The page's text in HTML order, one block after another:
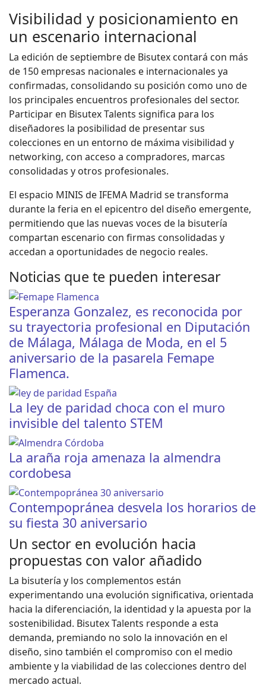
Visibilidad y posicionamiento en
un escenario internacional
La edición de septiembre de Bisutex contará con más
de 150 empresas nacionales e internacionales ya
confirmadas, consolidando su posición como uno de
los principales encuentros profesionales del sector.
Participar en Bisutex Talents significa para los
diseñadores la posibilidad de presentar sus
colecciones en un entorno de máxima visibilidad y
networking, con acceso a compradores, marcas
consolidadas y otros profesionales.
El espacio MINIS de IFEMA Madrid se transforma
durante la feria en el epicentro del diseño emergente,
permitiendo que las nuevas voces de la bisutería
compartan escenario con firmas consolidadas y
accedan a oportunidades de negocio reales.
Noticias que te pueden interesar
Esperanza Gonzalez, es reconocida por
su trayectoria profesional en Diputación
de Málaga, Málaga de Moda, en el 5
aniversario de la pasarela Femape
Flamenca.
La ley de paridad choca con el muro
invisible del talento STEM
La araña roja amenaza la almendra
cordobesa
Contempopránea desvela los horarios de
su fiesta 30 aniversario
Un sector en evolución hacia
propuestas con valor añadido
La bisutería y los complementos están
experimentando una evolución significativa, orientada
hacia la diferenciación, la identidad y la apuesta por la
sostenibilidad. Bisutex Talents responde a esta
demanda, premiando no solo la innovación en el
diseño, sino también el compromiso con el medio
ambiente y la viabilidad de las colecciones dentro del
mercado actual.